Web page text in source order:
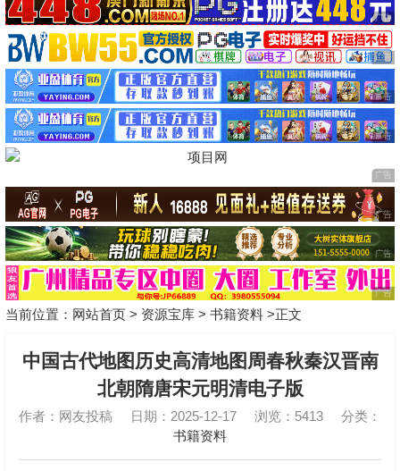
当前位置： 网站首页 > 资源宝库 > 书籍资料 >正文
中国古代地图历史高清地图周春秋秦汉晋南
北朝隋唐宋元明清电子版
作者：网友投稿 日期：2025-12-17 浏览：5413
分类：
书籍资料